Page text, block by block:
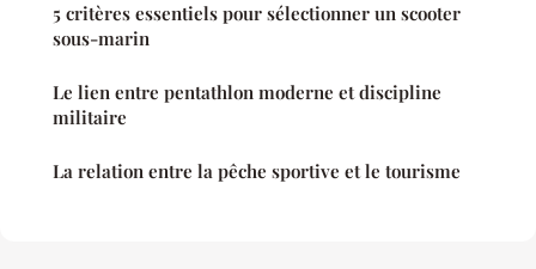
5 critères essentiels pour sélectionner un scooter
sous-marin
Le lien entre pentathlon moderne et discipline
militaire
La relation entre la pêche sportive et le tourisme